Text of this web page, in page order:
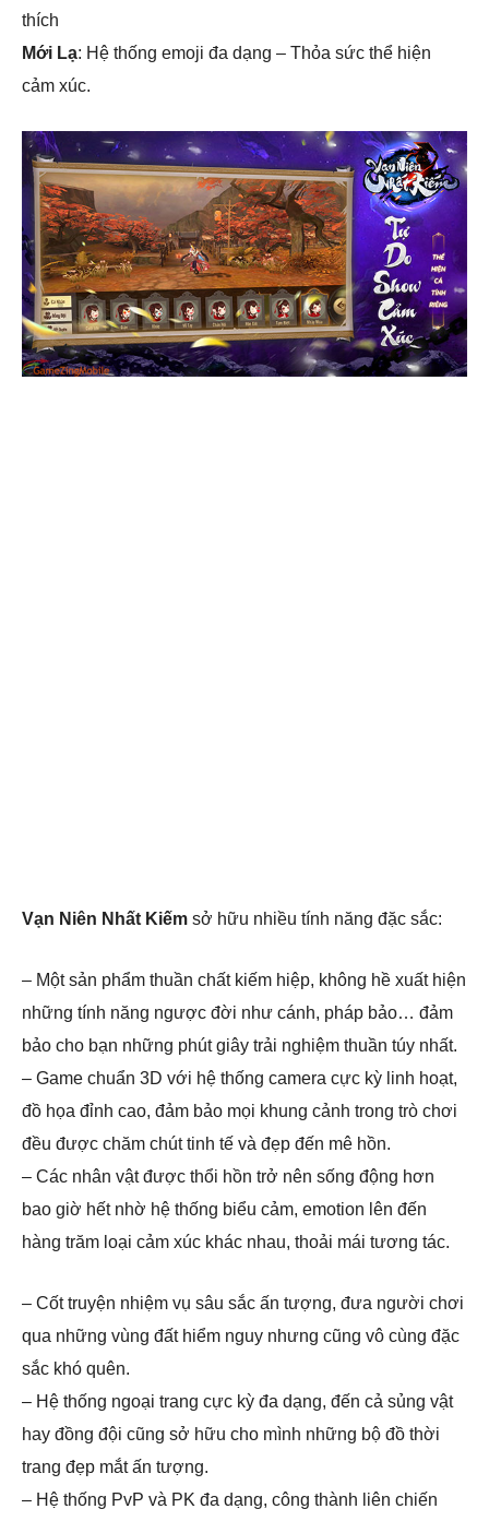
thích
Mới Lạ: Hệ thống emoji đa dạng – Thỏa sức thể hiện
cảm xúc.
Vạn Niên Nhất Kiếm sở hữu nhiều tính năng đặc sắc:
– Một sản phẩm thuần chất kiếm hiệp, không hề xuất hiện
những tính năng ngược đời như cánh, pháp bảo… đảm
bảo cho bạn những phút giây trải nghiệm thuần túy nhất.
– Game chuẩn 3D với hệ thống camera cực kỳ linh hoạt,
đồ họa đỉnh cao, đảm bảo mọi khung cảnh trong trò chơi
đều được chăm chút tinh tế và đẹp đến mê hồn.
– Các nhân vật được thổi hồn trở nên sống động hơn
bao giờ hết nhờ hệ thống biểu cảm, emotion lên đến
hàng trăm loại cảm xúc khác nhau, thoải mái tương tác.
– Cốt truyện nhiệm vụ sâu sắc ấn tượng, đưa người chơi
qua những vùng đất hiểm nguy nhưng cũng vô cùng đặc
sắc khó quên.
– Hệ thống ngoại trang cực kỳ đa dạng, đến cả sủng vật
hay đồng đội cũng sở hữu cho mình những bộ đồ thời
trang đẹp mắt ấn tượng.
– Hệ thống PvP và PK đa dạng, công thành liên chiến